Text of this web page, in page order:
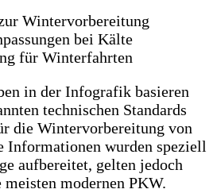
Wintervorbereitung
bei Kälte
für Winterfahrten
in der Infografik basieren
technischen Standards
die Wintervorbereitung von
Informationen wurden speziell
aufbereitet, gelten jedoch
modernen PKW.